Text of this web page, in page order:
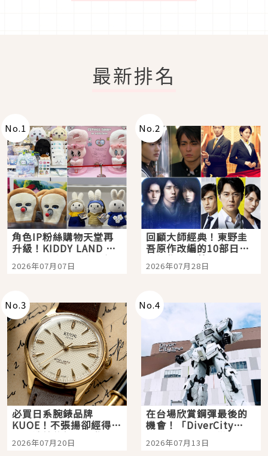
最新排名
No.1
角色IP粉絲購物天堂再
升級！KIDDY LAND 原
宿店吉伊卡哇迎客，新
開幕 OMOKADO 店3分
2026年07月07日
No.2
回顧大師經典！東野圭
吾原作改編的10部日本
影視作品推薦
2026年07月28日
No.3
必買日系腕錶品牌
KUOE！不張揚卻經得起
時間洗鍊的經典之作五
選
2026年07月20日
No.4
在台場欣賞鋼彈最後的
機會！「DiverCity
Tokyo Plaza」搭船、
購物、美食及夜景，一
2026年07月13日